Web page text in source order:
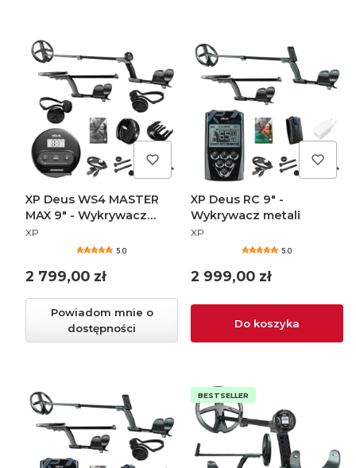
XP Deus WS4 MASTER
MAX 9" - Wykrywacz
metali
PRODUCENT
XP
5.0
Cena
2 799,00 zł
Powiadom mnie o
dostępności
XP Deus RC 9" -
Wykrywacz metali
PRODUCENT
XP
5.0
Cena
2 999,00 zł
Do koszyka
BESTSELLER